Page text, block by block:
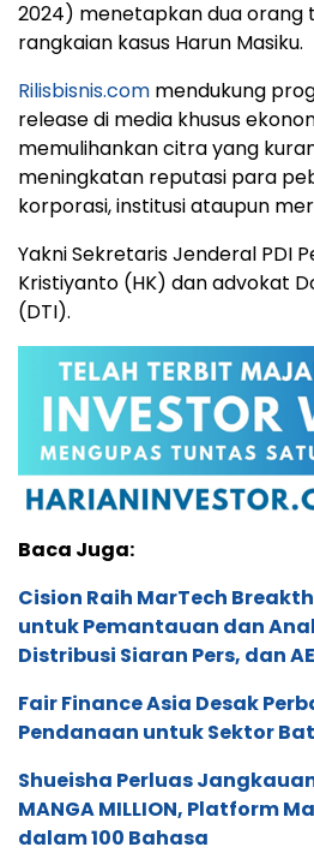
2024) menetapkan dua orang
rangkaian kasus Harun Masiku.
Rilisbisnis.com mendukung
release di media khusus
memulihankan citra yang
meningkatan reputasi para
korporasi, institusi ataupun
Yakni Sekretaris Jenderal PDI
Kristiyanto (HK) dan advokat
(DTI).
Baca Juga:
Cision Raih MarTech
untuk Pemantauan dan
Distribusi Siaran Pers, dan
Fair Finance Asia Desak
Pendanaan untuk Sektor
Shueisha Perluas
MANGA MILLION, Platform
dalam 100 Bahasa